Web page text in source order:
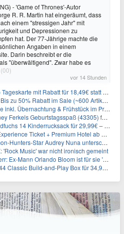
- 'Game of Thrones'-Autor
R. R. Martin hat eingeräumt, dass
einem "stressigen Jahr" mit
und Depressionen zu
hat. Der 77-Jährige machte die
Angaben in einem
Darin beschreibt er die
"überwältigend". Zwar habe es
(00)
vor 14 Stunden
mit Rabatt für 18,49€ statt 29,50€ – einlösbar bis Dezember
50% Rabatt im Sale (~600 Artikel zur Auswahl)
& Frühstück im Premium Hotel (Bad Oeynhausen) ab 89€ p.P.
Ferkels Geburtstagsspaß (43305) für 29,10€
14 Kinderrucksack für 29,99€ – Amber-maple
Ticket + Premium Hotel ab 59€ p.P.
Star Audrey Nuna unterschreibt bei Republic Records
'Rock Music' war nicht ironisch gemeint
Mann Orlando Bloom ist für sie 'wie ein Bruder'
Build-and-Play Box für 34,99€ – 750 Teile